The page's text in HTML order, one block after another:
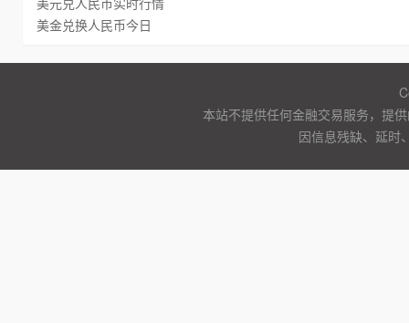
美金兑换人民币今日
本站不提供任何金融交易服务，提
因信息残缺、延时